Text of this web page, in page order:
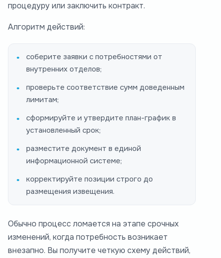
процедуру или заключить контракт.
Алгоритм действий:
соберите заявки с потребностями от
внутренних отделов;
проверьте соответствие сумм доведенным
лимитам;
сформируйте и утвердите план-график в
установленный срок;
разместите документ в единой
информационной системе;
корректируйте позиции строго до
размещения извещения.
Обычно процесс ломается на этапе срочных
изменений, когда потребность возникает
внезапно. Вы получите четкую схему действий,